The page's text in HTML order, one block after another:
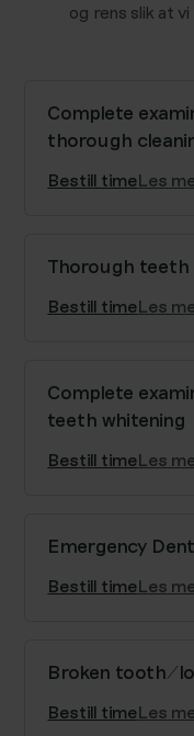
og rens slik at
Complete
thorough
Bestill timeLes
Thorough teeth
Bestill timeLes
Complete
teeth whitening
Bestill timeLes
Emergency
Bestill timeLes
Broken tooth/
Bestill timeLes